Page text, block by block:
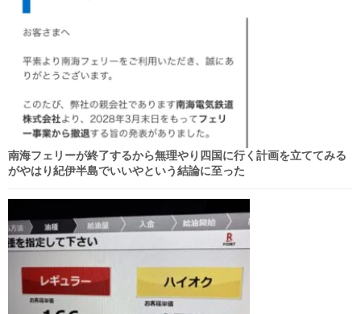
南海フェリーが終了するから無理やり四国に行く計画を立ててみる
がやはり紀伊半島でいいやという結論に至った